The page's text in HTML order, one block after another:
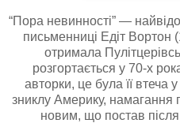
“Пора невинності” —
письменниці Едіт
отримала
розгортається у 70-х
авторки, це була її втеча
зниклу Америку, намагання
новим, що постав після